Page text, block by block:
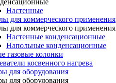
Настенные
для коммерческого применения
для коммерческого применения
Настенные конденсационные
Напольные конденсационные
газовые колонки
косвенного нагрева
для оборудования
для оборудования